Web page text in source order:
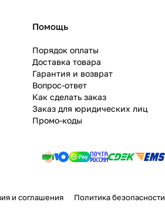
Помощь
Порядок оплаты
Доставка товара
Гарантия и возврат
Вопрос-ответ
Как сделать заказ
Заказ для юридических лиц
Промо-коды
и соглашения Политика безопасности